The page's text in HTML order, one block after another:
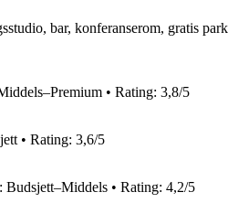
bar, konferanserom, gratis
• Rating: 3,8/5
• Rating: 3,6/5
• Rating: 4,2/5